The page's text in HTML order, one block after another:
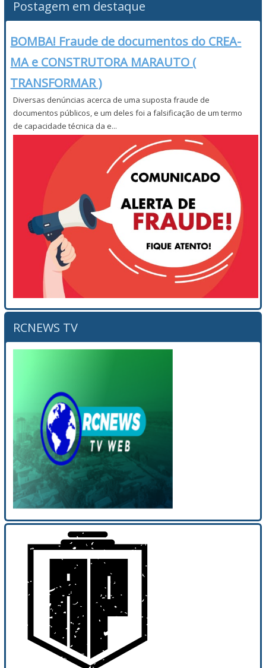
Postagem em destaque
BOMBA! Fraude de documentos do CREA-
MA e CONSTRUTORA MARAUTO (
TRANSFORMAR )
Diversas denúncias acerca de uma suposta fraude de
documentos públicos, e um deles foi a falsificação de um termo
de capacidade técnica da e...
RCNEWS TV